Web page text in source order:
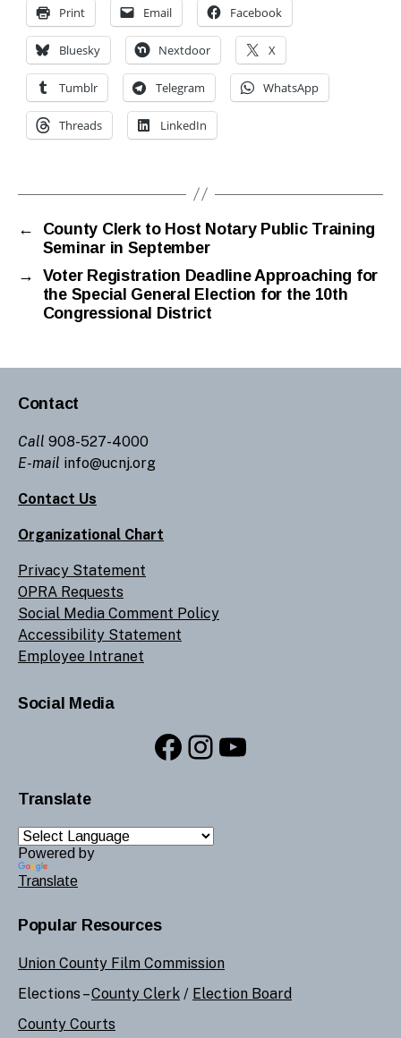
Print Email Facebook
Bluesky Nextdoor X
Tumblr Telegram WhatsApp
Threads LinkedIn
←
County Clerk to Host Notary Public Training
Seminar in September
→
Voter Registration Deadline Approaching for
the Special General Election for the 10th
Congressional District
Contact
Call 908-527-4000
E-mail info@ucnj.org
Contact Us
Organizational Chart
Privacy Statement
OPRA Requests
Social Media Comment Policy
Accessibility Statement
Employee Intranet
Social Media
Facebook
Instagram
YouTube
Translate
Powered by
Translate
Popular Resources
Union County Film Commission
Elections –County Clerk / Election Board
County Courts